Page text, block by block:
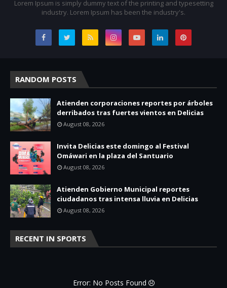
Lorem Ipsum is simply dummy text of the printing and typesetting
industry. Lorem Ipsum has been the industry's.
RANDOM POSTS
Atienden corporaciones reportes por árboles
derribados tras fuertes vientos en Delicias
August 08, 2026
Invita Delicias este domingo al Festival
Omáwari en la plaza del Santuario
August 08, 2026
Atienden Gobierno Municipal reportes
ciudadanos tras intensa lluvia en Delicias
August 08, 2026
RECENT IN SPORTS
Error: No Posts Found